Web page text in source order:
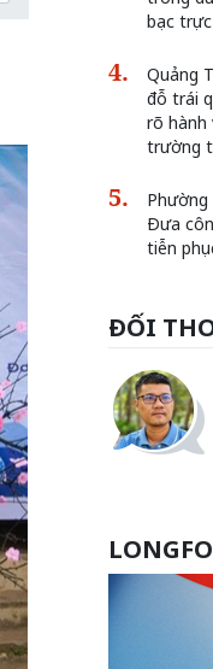
bạc
Quảng
đỗ trái
rõ hành
trường
Phường
Đưa
tiễn
ĐỐI